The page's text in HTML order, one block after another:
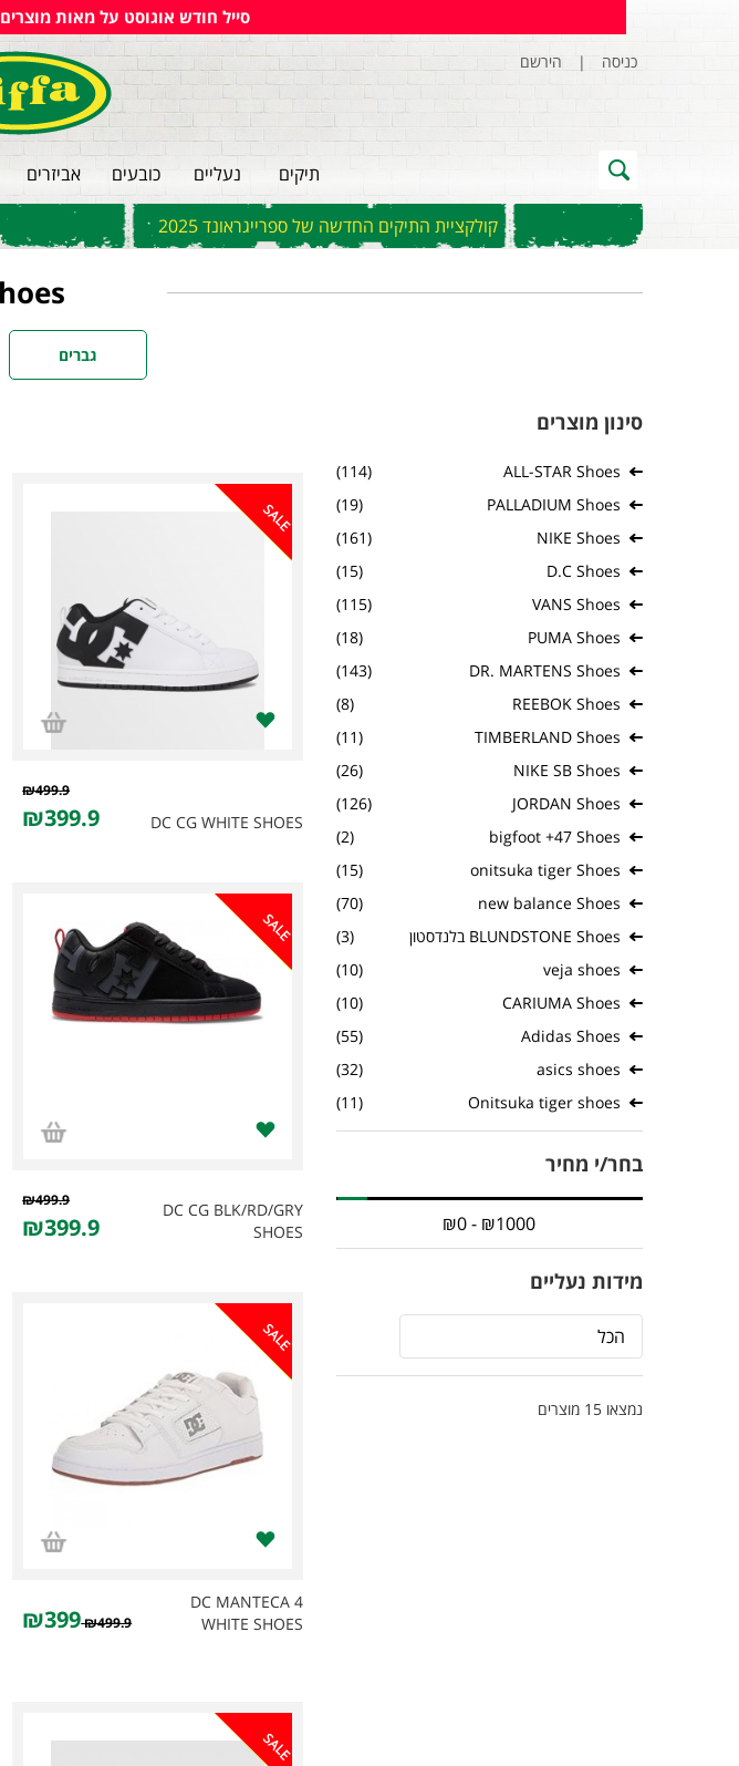
סייל חודש אוגוסט על מאות
כניסה | הירשם
תיקים נעליים כובעים אביזרים
קולקציית התיקים החדשה של ספרייגראונד 2025
גברים
סינון מוצרים
ALL-STAR Shoes
(114)
PALLADIUM Shoes
(19)
NIKE Shoes
(161)
D.C Shoes
(15)
VANS Shoes
(115)
PUMA Shoes
(18)
DR. MARTENS Shoes
(143)
REEBOK Shoes
(8)
TIMBERLAND Shoes
(11)
NIKE SB Shoes
(26)
JORDAN Shoes
(126)
bigfoot +47 Shoes
(2)
onitsuka tiger Shoes
(15)
new balance Shoes
(70)
BLUNDSTONE Shoes בלנדסטון
(3)
veja shoes
(10)
CARIUMA Shoes
(10)
Adidas Shoes
(55)
asics shoes
(32)
Onitsuka tiger shoes
(11)
בחר/י מחיר
מידות נעליים
הכל
נמצאו 15 מוצרים
SALE
DC CG WHITE SHOES
₪499.9
₪399.9
SALE
DC CG BLK/RD/GRY
SHOES
₪499.9
₪399.9
SALE
DC MANTECA 4
WHITE SHOES
₪499.9
₪399
SALE